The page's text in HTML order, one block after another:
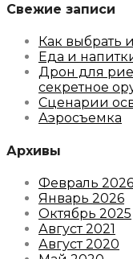
Свежие записи
Как выбрать
Еда и
Дрон для
секретное
Сценарии
Аэросъемка
Архивы
Февраль 2026
Январь 2026
Октябрь 2025
Август 2021
Август 2020